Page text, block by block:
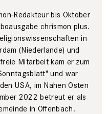
fürRedakteur bis Oktober
chrismon plus.
in
(Niederlande) und
Mitarbeit kam er zum
und war
USA, im Nahen Osten
2022 betreut er als
in Offenbach.